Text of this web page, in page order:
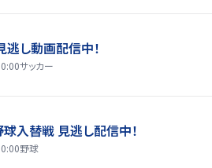
し動画配信中！
サッカー
入替戦 見逃し配信中！
野球